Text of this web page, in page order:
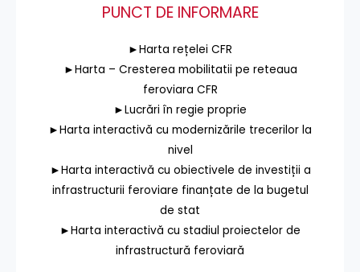
PUNCT DE INFORMARE
►Harta rețelei CFR
►Harta – Cresterea mobilitatii pe reteaua
feroviara CFR
►Lucrări în regie proprie
►Harta interactivă cu modernizările trecerilor la
nivel
►Harta interactivă cu obiectivele de investiții a
infrastructurii feroviare finanțate de la bugetul
de stat
►Harta interactivă cu stadiul proiectelor de
infrastructură feroviară